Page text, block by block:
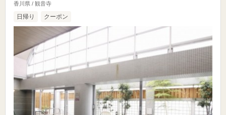
香川県 / 観音寺
日帰り クーポン